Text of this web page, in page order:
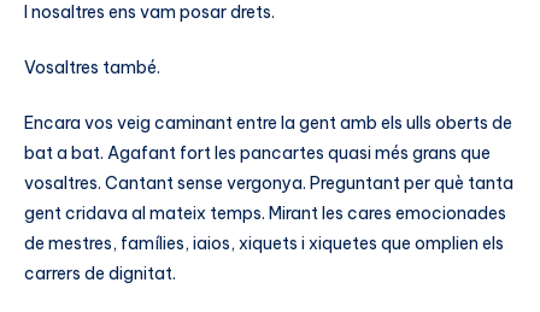
I nosaltres ens vam posar drets.
Vosaltres també.
Encara vos veig caminant entre la gent amb els ulls oberts de
bat a bat. Agafant fort les pancartes quasi més grans que
vosaltres. Cantant sense vergonya. Preguntant per què tanta
gent cridava al mateix temps. Mirant les cares emocionades
de mestres, famílies, iaios, xiquets i xiquetes que omplien els
carrers de dignitat.